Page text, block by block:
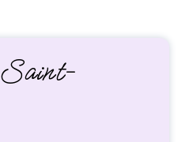
Saint-